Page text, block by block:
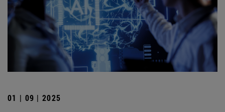
01 | 09 | 2025